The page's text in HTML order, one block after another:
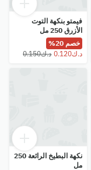
فيمتو بنكهة التوت
الأزرق 250 مل
خصم 20%
⁦د.ك0.150⁩
نكهة البطيخ الرائعة 250
مل